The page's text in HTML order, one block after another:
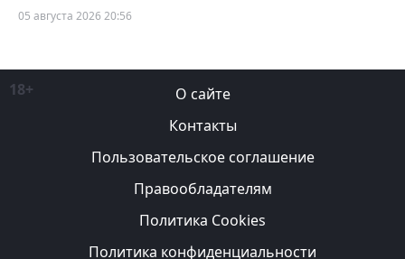
05 августа 2026 20:56
18+
О сайте
Контакты
Пользовательское соглашение
Правообладателям
Политика Cookies
Политика конфиденциальности